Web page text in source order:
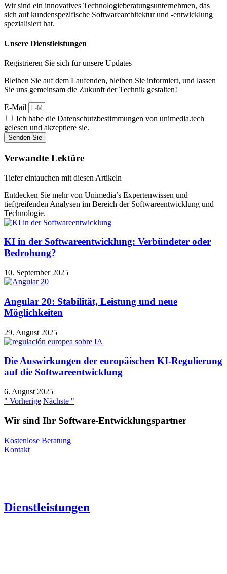
Wir sind ein innovatives Technologieberatungsunternehmen, das
sich auf kundenspezifische Softwarearchitektur und -entwicklung
spezialisiert hat.
Unsere Dienstleistungen
Registrieren Sie sich für unsere Updates
Bleiben Sie auf dem Laufenden, bleiben Sie informiert, und lassen
Sie uns gemeinsam die Zukunft der Technik gestalten!
E-Mail
Ich habe die Datenschutzbestimmungen von unimedia.tech
gelesen und akzeptiere sie.
Senden Sie
Verwandte Lektüre
Tiefer eintauchen mit diesen Artikeln
Entdecken Sie mehr von Unimedia’s Expertenwissen und
tiefgreifenden Analysen im Bereich der Softwareentwicklung und
Technologie.
KI in der Softwareentwicklung: Verbündeter oder
Bedrohung?
10. September 2025
Angular 20: Stabilität, Leistung und neue
Möglichkeiten
29. August 2025
Die Auswirkungen der europäischen KI-Regulierung
auf die Softwareentwicklung
6. August 2025
" Vorherige Nächste "
Wir sind Ihr Software-Entwicklungspartner
Kostenlose Beratung
Kontakt
Dienstleistungen